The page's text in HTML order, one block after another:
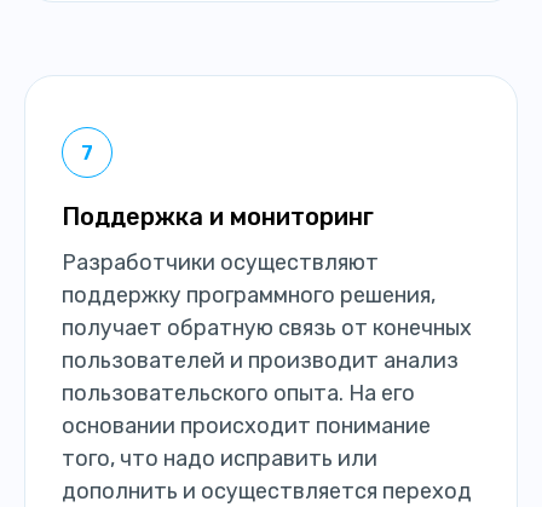
Поддержка и мониторинг
Разработчики осуществляют
поддержку программного решения,
получает обратную связь от конечных
пользователей и производит анализ
пользовательского опыта. На его
основании происходит понимание
того, что надо исправить или
дополнить и осуществляется переход